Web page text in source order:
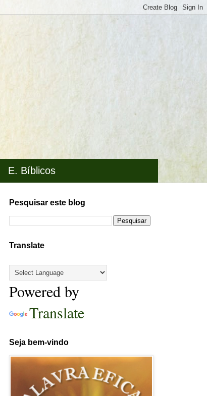
E. Bíblicos
Pesquisar este blog
Translate
Powered by
Translate
Seja bem-vindo